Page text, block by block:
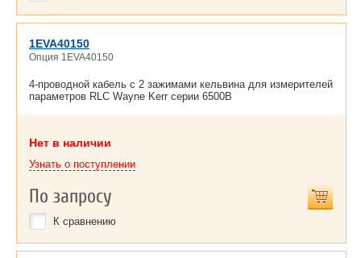
1EVA40150
Опция 1EVA40150
4-проводной кабель с 2 зажимами кельвина для измерителей
параметров RLC Wayne Kerr серии 6500B
Нет в наличии
Узнать о поступлении
По запросу
К сравнению